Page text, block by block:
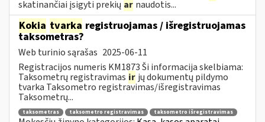
skatinančiai įsigyti prekių ar naudotis...
Kokia tvarka registruojamas / išregistruojamas
taksometras?
Web turinio sąrašas 2025-06-11
Registracijos numeris KM1873 Ši informacija skelbiama:
Taksometrų registravimas ir jų dokumentų pildymo
tvarka Taksometro registravimas/išregistravimas
Taksometrų...
taksometras taksometro registravimas taksometro išregistravimas